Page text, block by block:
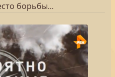
борьбы...